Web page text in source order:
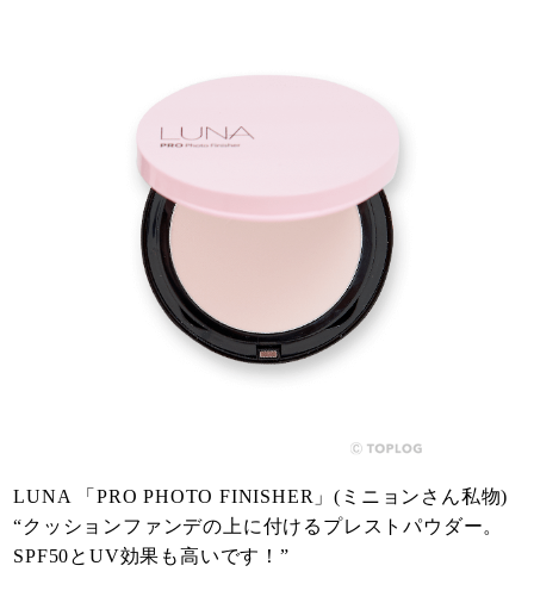
LUNA 「PRO PHOTO FINISHER」(ミニョンさん私物)
“クッションファンデの上に付けるプレストパウダー。
SPF50とUV効果も高いです！”